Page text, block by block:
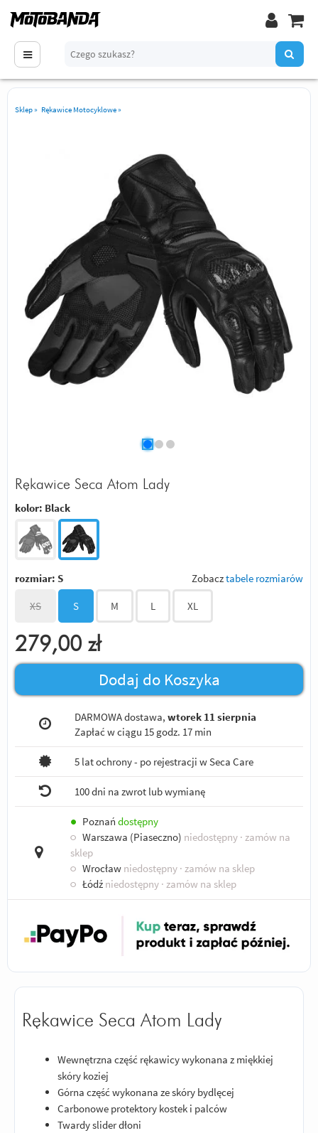
Sklep» Rękawice Motocyklowe»
Rękawice Seca Atom Lady
kolor: Black
rozmiar: S Zobacztabele rozmiarów
XS S M L XL
279,00 zł
Dodaj do Koszyka
DARMOWA dostawa,wtorek 11 sierpnia
Zapłać w ciągu 15 godz. 17 min
5 lat ochrony - po rejestracji w Seca Care
100 dni na zwrot lub wymianę
● Poznań dostępny
○ Warszawa (Piaseczno) niedostępny · zamów na
sklep
○ Wrocław niedostępny · zamów na sklep
○ Łódź niedostępny · zamów na sklep
Rękawice Seca Atom Lady
Wewnętrzna część rękawicy wykonana z miękkiej
skóry koziej
Górna część wykonana ze skóry bydlęcej
Carbonowe protektory kostek i palców
Twardy slider dłoni